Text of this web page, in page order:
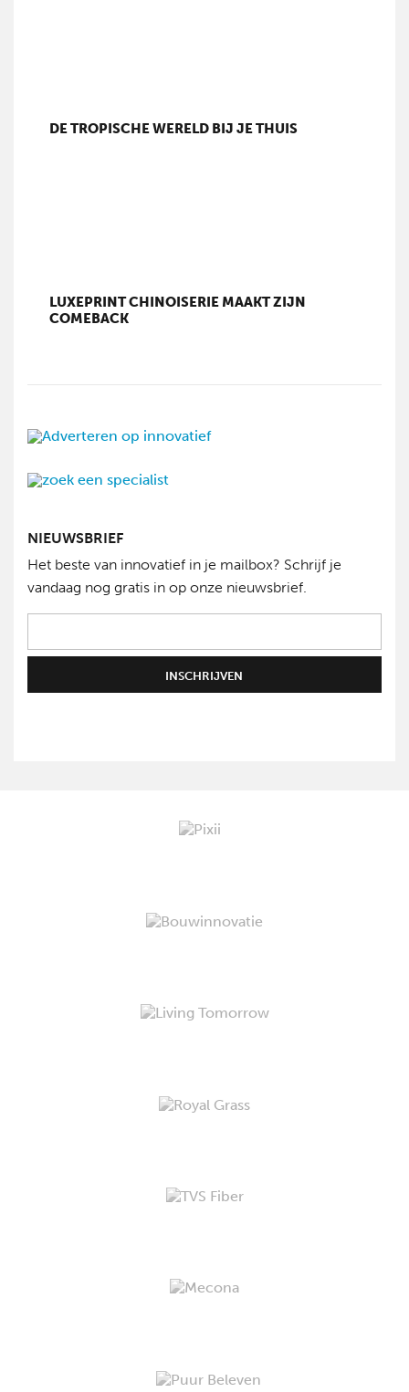
DE TROPISCHE WERELD BIJ JE THUIS
LUXEPRINT CHINOISERIE MAAKT ZIJN
COMEBACK
NIEUWSBRIEF
Het beste van innovatief in je mailbox? Schrijf je
vandaag nog gratis in op onze nieuwsbrief.